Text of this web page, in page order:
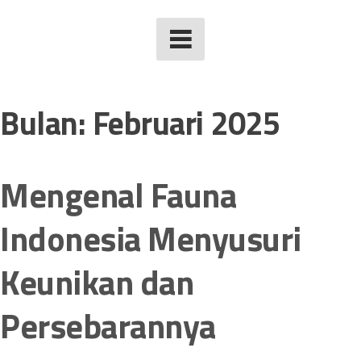
Bulan: Februari 2025
Mengenal Fauna
Indonesia Menyusuri
Keunikan dan
Persebarannya